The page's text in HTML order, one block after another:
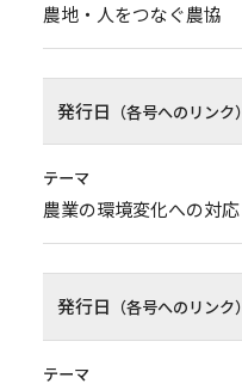
農地・人をつなぐ農協
発行日 （各号へのリンク）
テーマ
農業の環境変化への対応
発行日 （各号へのリンク）
テーマ